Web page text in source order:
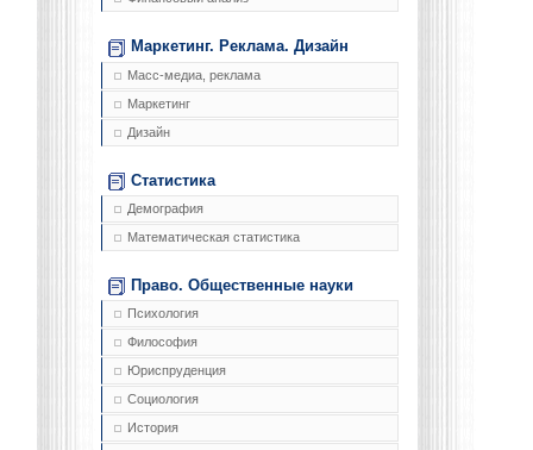
Маркетинг. Реклама. Дизайн
Масс-медиа, реклама
Маркетинг
Дизайн
Статистика
Демография
Математическая статистика
Право. Общественные науки
Психология
Философия
Юриспруденция
Социология
История